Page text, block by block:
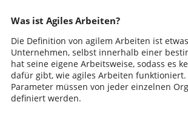
Was ist Agiles Arbeiten?
Die Definition von agilem Arbeiten ist
Unternehmen, selbst innerhalb einer
hat seine eigene Arbeitsweise, sodass es
dafür gibt, wie agiles Arbeiten funktioniert.
Parameter müssen von jeder einzelnen
definiert werden.